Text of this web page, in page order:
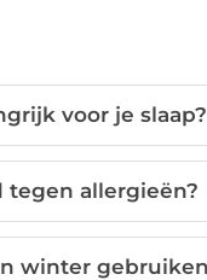
voor je slaap?
tegen allergieën?
winter